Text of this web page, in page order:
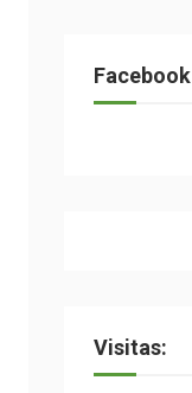
Facebook
Visitas: